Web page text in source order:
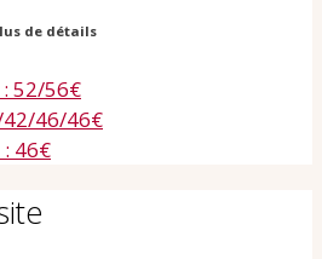
de détails
52/56€
46/46€
46€